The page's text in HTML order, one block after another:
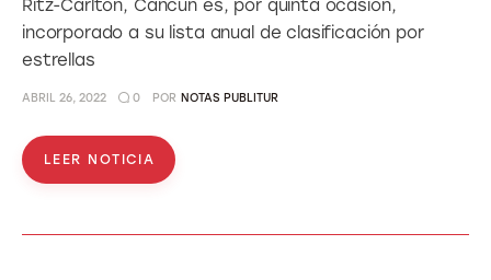
Ritz-Carlton, Cancun es, por quinta ocasión,
incorporado a su lista anual de clasificación por
estrellas
ABRIL 26, 2022 0 POR NOTAS PUBLITUR
LEER NOTICIA